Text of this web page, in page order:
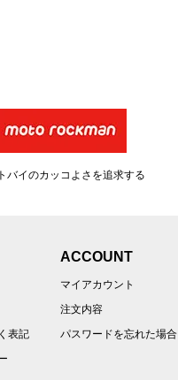
バイのカッコよさを追求する
表記
ACCOUNT
マイアカウント
注文内容
パスワードを忘れた場合